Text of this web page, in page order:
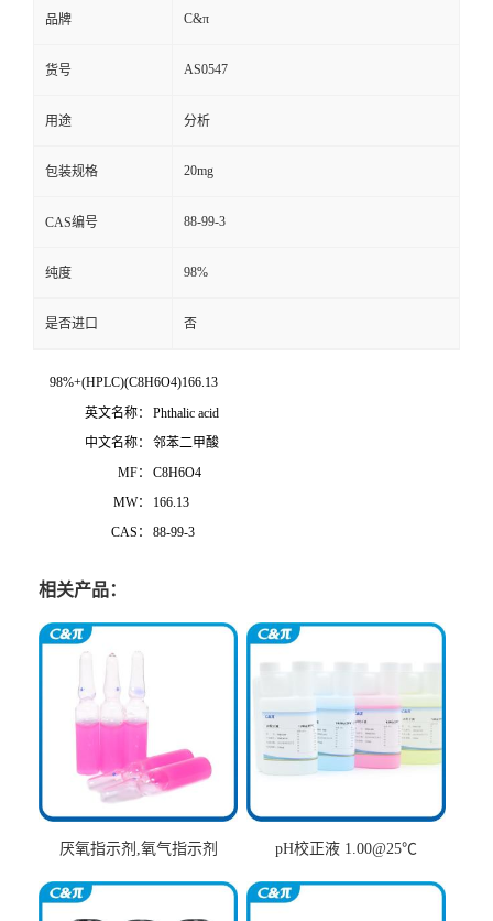
品牌 C&π
货号 AS0547
用途 分析
包装规格 20mg
CAS编号 88-99-3
纯度 98%
是否进口 否
98%+(HPLC)(C8H6O4)166.13
英文名称：
Phthalic acid
中文名称：
邻苯二甲酸
MF：
C8H6O4
MW：
166.13
CAS：
88-99-3
相关产品：
厌氧指示剂,氧气指示剂 pH校正液 1.00@25℃